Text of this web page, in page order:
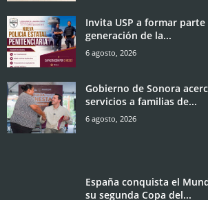
Invita USP a formar
generación de la...
6 agosto, 2026
Gobierno de Sonora
servicios a familias de...
6 agosto, 2026
España conquista el
su segunda Copa del...